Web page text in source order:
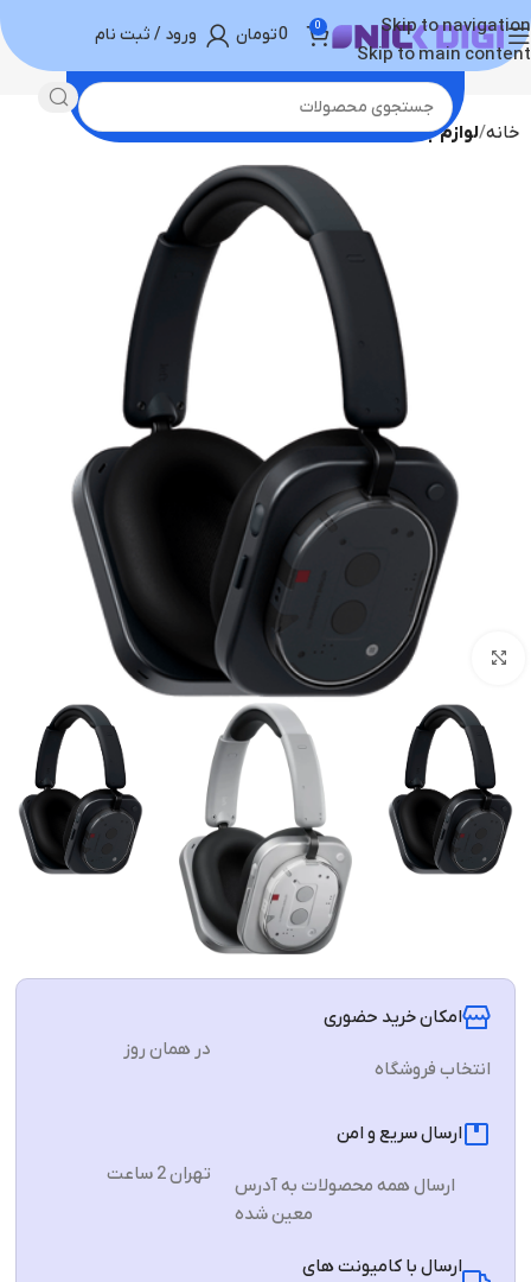
Skip to navigation
Skip to main content
0
0تومان ورود / ثبت نام
خانه لوازم جانبی
برای بزرگنمایی کلیک کنید
امکان خرید حضوری
انتخاب فروشگاه
در همان روز
ارسال سریع و امن
ارسال همه محصولات به آدرس
معین شده
تهران 2 ساعت
ارسال با کامیونت های